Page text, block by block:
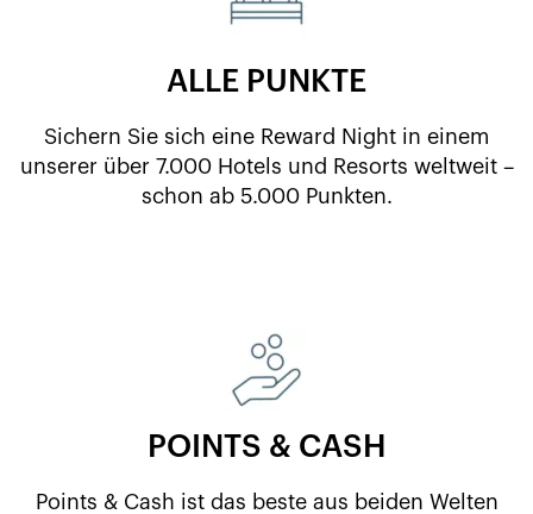
ALLE PUNKTE
Sichern Sie sich eine Reward Night in einem
unserer über 7.000 Hotels und Resorts weltweit –
schon ab 5.000 Punkten.
POINTS & CASH
Points & Cash ist das beste aus beiden Welten